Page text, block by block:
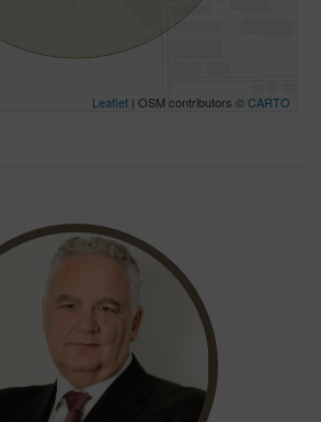
Leaflet | OSM contributors ©CARTO